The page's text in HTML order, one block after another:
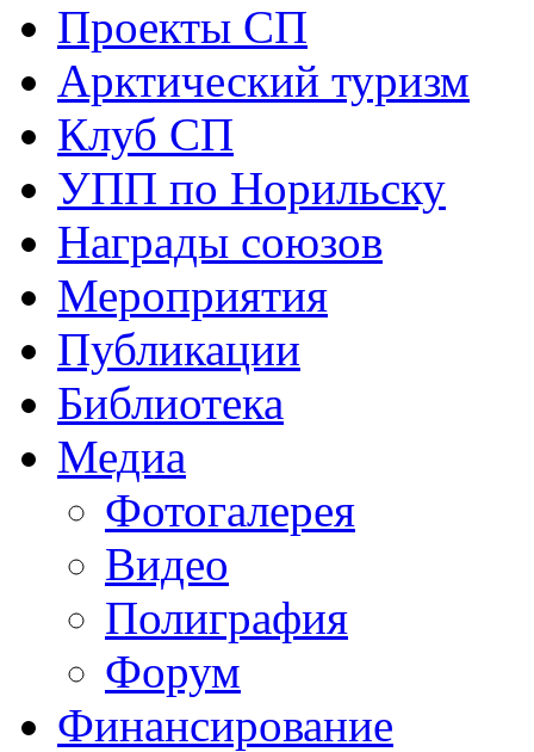
Проекты СП
Арктический туризм
Клуб СП
УПП по Норильску
Награды союзов
Мероприятия
Публикации
Библиотека
Медиа
Фотогалерея
Видео
Полиграфия
Форум
Финансирование